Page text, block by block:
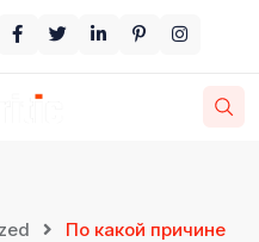
По какой причине